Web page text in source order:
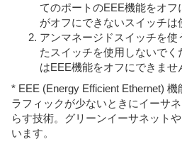
てのポートのEEE機能をオ
がオフにできないスイッチは
アンマネージドスイッチを
たスイッチを使用しないで
はEEE機能をオフにできませ
* EEE (Energy Efficient Ethernet)
ラフィックが少ないときにイーサ
らす技術。グリーンイーサネット
います。